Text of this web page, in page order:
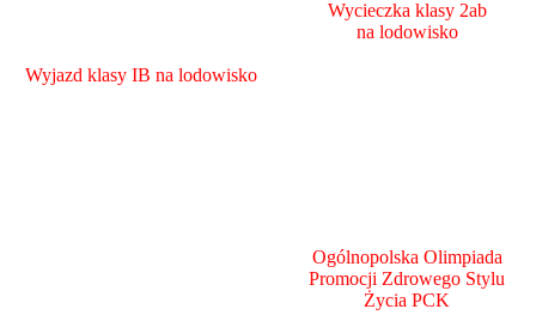
Wyjazd klasy IB na lodowisko
Wycieczka klasy 2ab
na lodowisko
Ogólnopolska Olimpiada
Promocji Zdrowego Stylu
Życia PCK